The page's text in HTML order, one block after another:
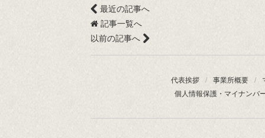
最近の記事へ
記事一覧へ
以前の記事へ
代表挨拶 / 事業所概要 /
個人情報保護・マイナンバ